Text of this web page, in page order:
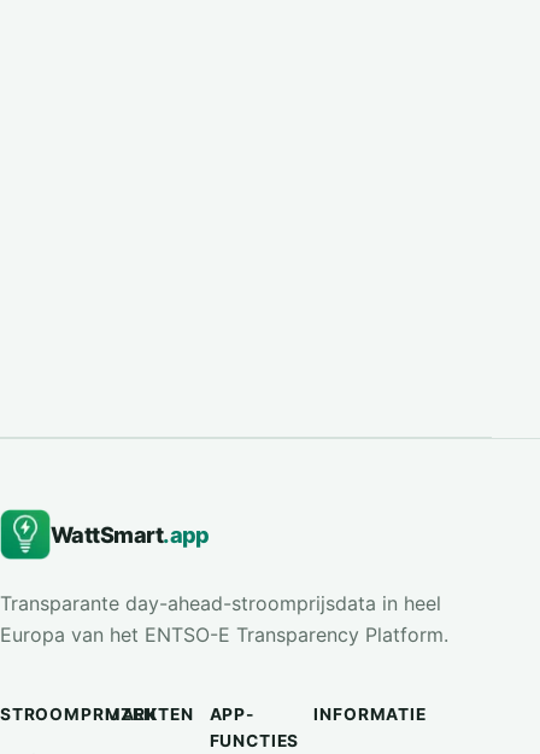
WattSmart.app
Transparante day-ahead-stroomprijsdata in heel
Europa van het ENTSO-E Transparency Platform.
STROOMPRIJZEN
MARKTEN
APP-
FUNCTIES
INFORMATIE